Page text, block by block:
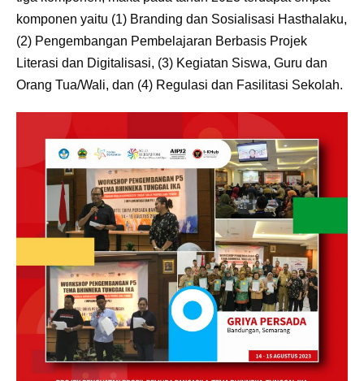
komponen yaitu (1) Branding dan Sosialisasi Hasthalaku,
(2) Pengembangan Pembelajaran Berbasis Projek
Literasi dan Digitalisasi, (3) Kegiatan Siswa, Guru dan
Orang Tua/Wali, dan (4) Regulasi dan Fasilitasi Sekolah.